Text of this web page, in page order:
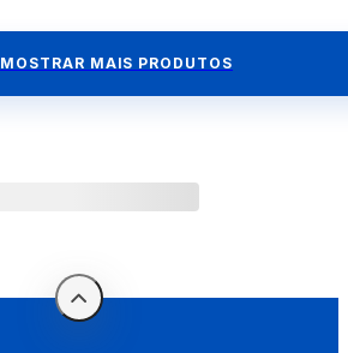
MOSTRAR MAIS PRODUTOS